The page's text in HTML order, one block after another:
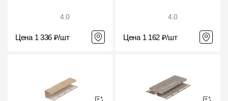
4.0
Цена 1 336 ₽/шт
4.0
Цена 1 162 ₽/шт